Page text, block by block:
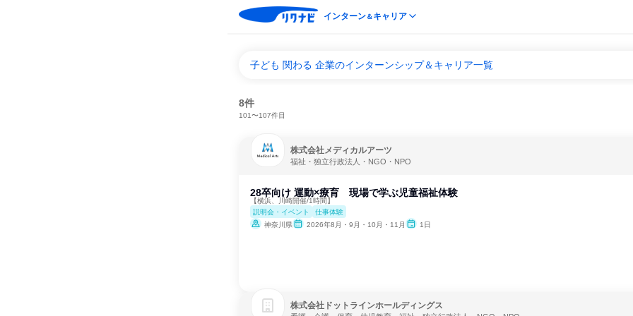
インターン＆キャリア
子ども 関わる 企業のインターンシップ＆キャリア一覧
8件
101〜107件目
株式会社メディカルアーツ
福祉・独立行政法人・NGO・NPO
28卒向け 運動×療育 現場で学ぶ児童福祉体験
【横浜、川崎開催/1時間】
説明会・イベント
仕事体験
神奈川県
2026年8月・9月・10月・11月 1日
株式会社ドットラインホールディングス